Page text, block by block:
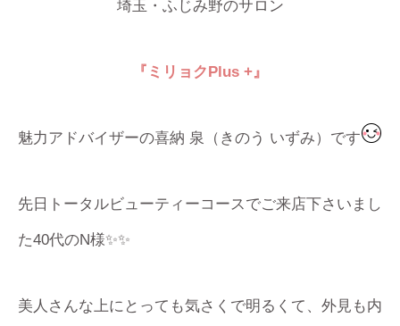
埼玉・ふじみ野のサロン
『ミリョクPlus +』
魅力アドバイザーの喜納 泉（きのう いずみ）です
先日トータルビューティーコースでご来店下さいまし
た40代のN様✨✨
美人さんな上にとっても気さくで明るくて、外見も内